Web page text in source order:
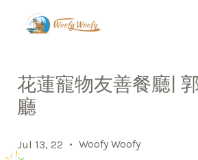
花蓮寵物友善餐廳|
廳
Jul 13, 22 • Woofy Woofy